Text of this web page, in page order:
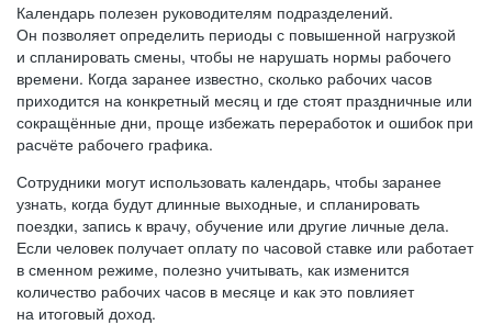
Календарь полезен руководителям подразделений.
Он позволяет определить периоды с повышенной нагрузкой
и спланировать смены, чтобы не нарушать нормы рабочего
времени. Когда заранее известно, сколько рабочих часов
приходится на конкретный месяц и где стоят праздничные или
сокращённые дни, проще избежать переработок и ошибок при
расчёте рабочего графика.
Сотрудники могут использовать календарь, чтобы заранее
узнать, когда будут длинные выходные, и спланировать
поездки, запись к врачу, обучение или другие личные дела.
Если человек получает оплату по часовой ставке или работает
в сменном режиме, полезно учитывать, как изменится
количество рабочих часов в месяце и как это повлияет
на итоговый доход.